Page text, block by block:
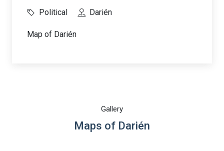
Political Darién
Map of Darién
Gallery
Maps of Darién